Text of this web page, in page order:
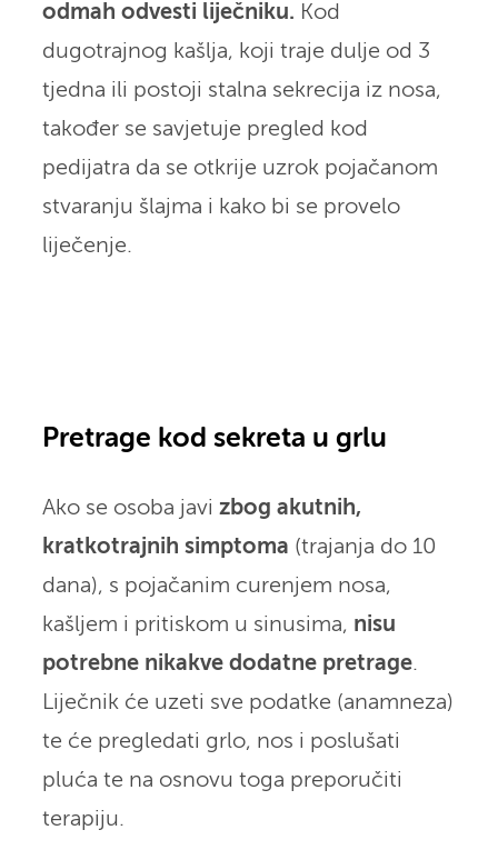
odmah odvesti liječniku. Kod
dugotrajnog kašlja, koji traje dulje od 3
tjedna ili postoji stalna sekrecija iz nosa,
također se savjetuje pregled kod
pedijatra da se otkrije uzrok pojačanom
stvaranju šlajma i kako bi se provelo
liječenje.
Pretrage kod sekreta u grlu
Ako se osoba javi zbog akutnih,
kratkotrajnih simptoma (trajanja do 10
dana), s pojačanim curenjem nosa,
kašljem i pritiskom u sinusima, nisu
potrebne nikakve dodatne pretrage.
Liječnik će uzeti sve podatke (anamneza)
te će pregledati grlo, nos i poslušati
pluća te na osnovu toga preporučiti
terapiju.